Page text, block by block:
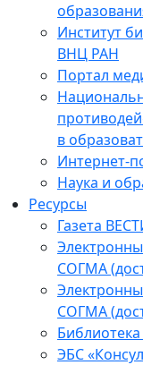
Институт
ВНЦ РАН
Портал
в
Интернет-
Наука и
Ресурсы
Газета
СОГМА
СОГМА
ЭБС